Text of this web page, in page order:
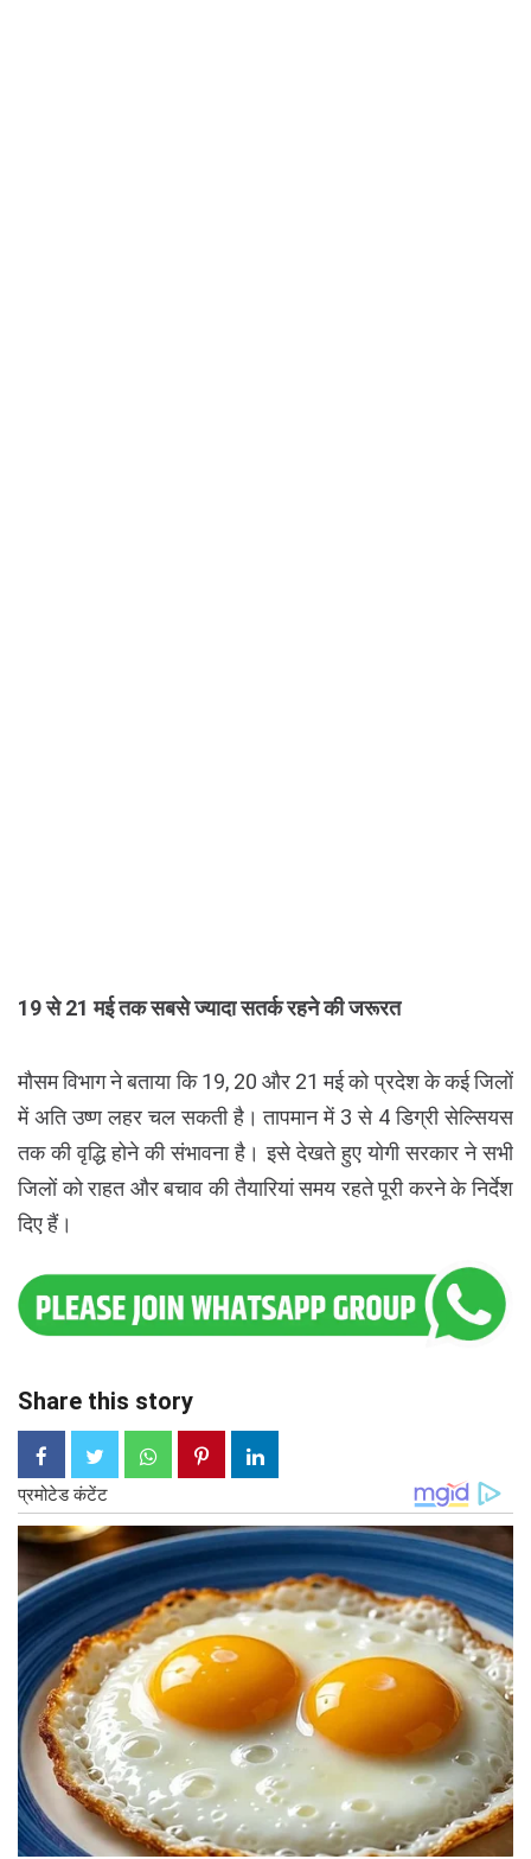
19 से 21 मई तक सबसे ज्यादा सतर्क रहने की जरूरत
मौसम विभाग ने बताया कि 19, 20 और 21 मई को प्रदेश के कई जिलों
में अति उष्ण लहर चल सकती है। तापमान में 3 से 4 डिग्री सेल्सियस
तक की वृद्धि होने की संभावना है। इसे देखते हुए योगी सरकार ने सभी
जिलों को राहत और बचाव की तैयारियां समय रहते पूरी करने के निर्देश
दिए हैं।
Share this story